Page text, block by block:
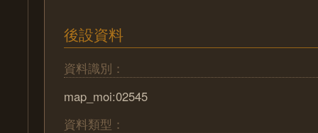
後設資料
資料識別：
map_moi:02545
資料類型：